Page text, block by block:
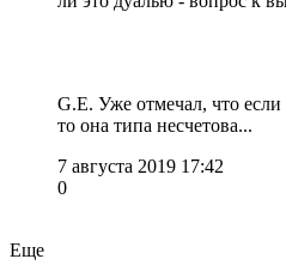
G.E. Уже отмечал, что если
то она типа несчетова...
7 августа 2019 17:42
0
Еще